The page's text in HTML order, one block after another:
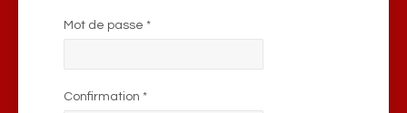
Mot de passe *
Confirmation *